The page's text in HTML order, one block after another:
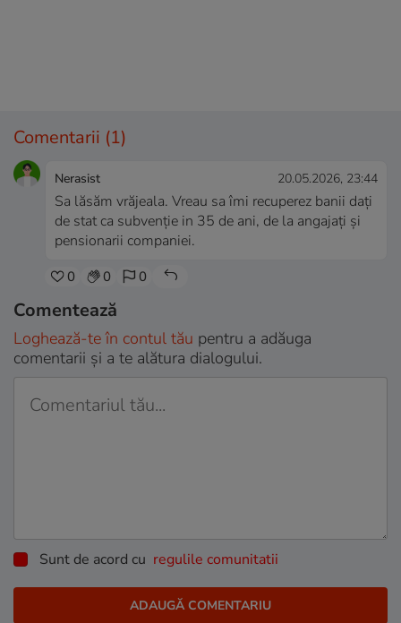
Comentarii (1)
Nerasist 20.05.2026, 23:44
Sa lăsăm vrăjeala. Vreau sa îmi recuperez banii dați
de stat ca subvenție in 35 de ani, de la angajați și
pensionarii companiei.
0 0 0
Comentează
Loghează-te în contul tău pentru a adăuga
comentarii și a te alătura dialogului.
Sunt de acord cu regulile comunitatii